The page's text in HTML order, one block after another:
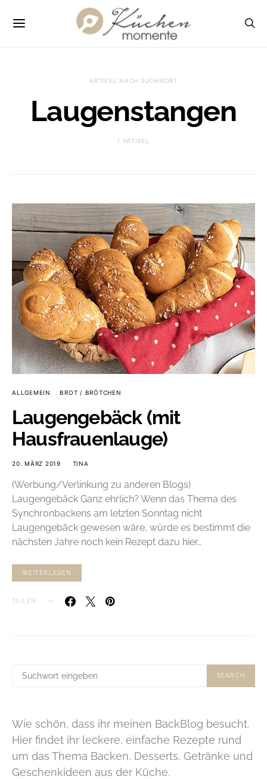
ARTIKEL NACH SUCHWORT
Laugenstangen
1 ARTIKEL
ALLGEMEIN BROT / BRÖTCHEN
Laugengebäck (mit
Hausfrauenlauge)
20. MÄRZ 2019 TINA
(Werbung/Verlinkung zu anderen Blogs)
Laugengebäck Ganz ehrlich? Wenn das Thema des
Synchronbackens am letzten Sonntag nicht
Laugengebäck gewesen wäre, würde es bestimmt die
nächsten Jahre noch kein Rezept dazu hier…
WEITERLESEN
TEILEN
SUCHE
SEARCH
Wie schön, dass ihr meinen BackBlog besucht.
Hier findet ihr leckere, einfache Rezepte rund
um das Thema Backen, Desserts, Getränke und
Geschenkideen aus der Küche.